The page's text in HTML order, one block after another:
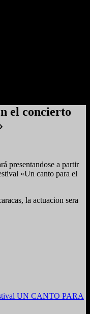
el concierto
presentandose a partir
«Un canto para el
la actuacion sera
UN CANTO PARA